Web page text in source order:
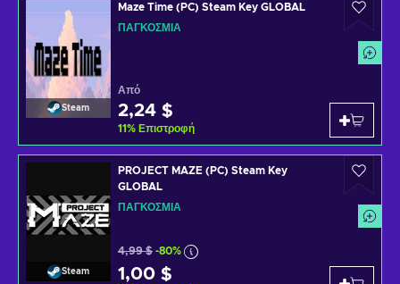
Steam
Maze Time (PC) Steam Key GLOBAL
ΠΑΓΚΌΣΜΙΑ
Από
2,24 $
11% Επιστροφή
Steam
PROJECT MAZE (PC) Steam Key
GLOBAL
ΠΑΓΚΌΣΜΙΑ
4,99 $ -80%
1,00 $